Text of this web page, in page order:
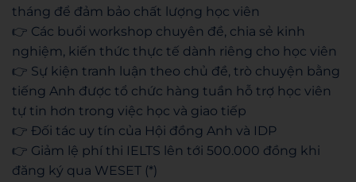
tháng để đảm bảo chất lượng học viên
👉 Các buổi workshop chuyên đề, chia sẻ kinh
nghiệm, kiến thức thực tế dành riêng cho học viên
👉 Sự kiện tranh luận theo chủ đề, trò chuyện bằng
tiếng Anh được tổ chức hàng tuần hỗ trợ học viên
tự tin hơn trong việc học và giao tiếp
👉 Đối tác uy tín của Hội đồng Anh và IDP
👉 Giảm lệ phí thi IELTS lên tới 500.000 đồng khi
đăng ký qua WESET (*)